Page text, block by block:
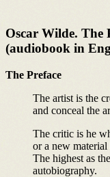
Oscar Wilde.
(audiobook in
The Preface
The artist is the
and conceal the
The critic is he
or a new
The highest as
autobiography.